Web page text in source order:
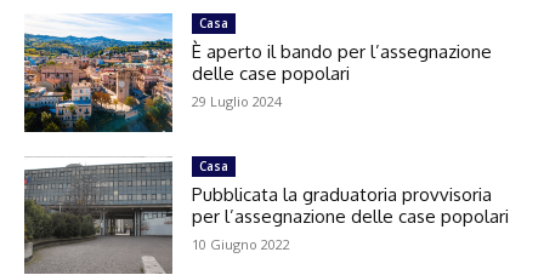
Casa
È aperto il bando per l’assegnazione
delle case popolari
29 Luglio 2024
Casa
Pubblicata la graduatoria provvisoria
per l’assegnazione delle case popolari
10 Giugno 2022